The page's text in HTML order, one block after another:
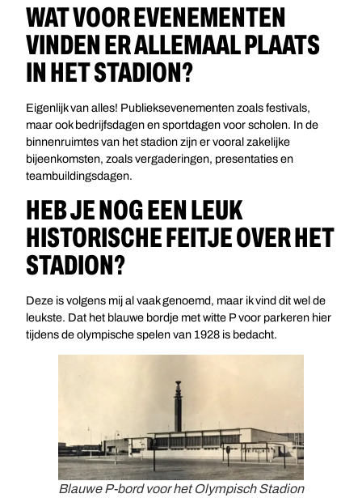
WAT VOOR EVENEMENTEN
VINDEN ER ALLEMAAL PLAATS
IN HET STADION?
Eigenlijk van alles! Publieksevenementen zoals festivals,
maar ook bedrijfsdagen en sportdagen voor scholen. In de
binnenruimtes van het stadion zijn er vooral zakelijke
bijeenkomsten, zoals vergaderingen, presentaties en
teambuildingsdagen.
HEB JE NOG EEN LEUK
HISTORISCHE FEITJE OVER HET
STADION?
Deze is volgens mij al vaak genoemd, maar ik vind dit wel de
leukste. Dat het blauwe bordje met witte P voor parkeren hier
tijdens de olympische spelen van 1928 is bedacht.
Blauwe P-bord voor het Olympisch Stadion